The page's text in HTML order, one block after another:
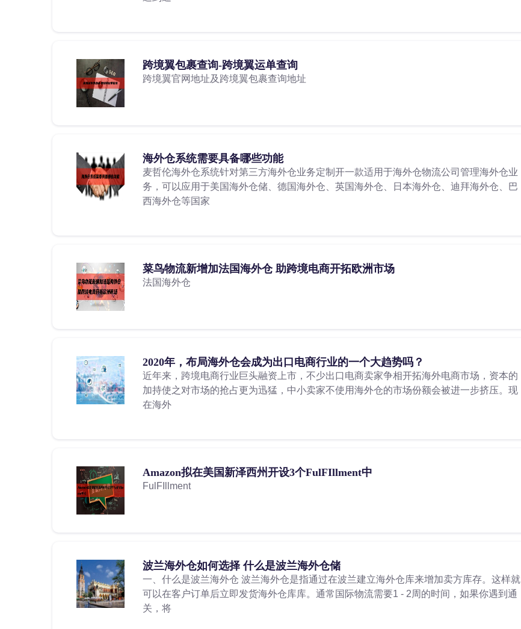
跨境翼包裹查询-跨境翼运单查询
跨境翼官网地址及跨境翼包裹查询地址
海外仓系统需要具备哪些功能
麦哲伦海外仓系统针对第三方海外仓业务定制开一款适用于海外仓物流公司管理海外仓业
务，可以应用于美国海外仓储、德国海外仓、英国海外仓、日本海外仓、迪拜海外仓、巴
西海外仓等国家
菜鸟物流新增加法国海外仓 助跨境电商开拓欧洲市场
法国海外仓
2020年，布局海外仓会成为出口电商行业的一个大趋势吗？
近年来，跨境电商行业巨头融资上市，不少出口电商卖家争相开拓海外电商市场，资本的
加持使之对市场的抢占更为迅猛，中小卖家不使用海外仓的市场份额会被进一步挤压。现
在海外
Amazon拟在美国新泽西州开设3个FulFIllment中
FulFIllment
波兰海外仓如何选择 什么是波兰海外仓储
一、什么是波兰海外仓 波兰海外仓是指通过在波兰建立海外仓库来增加卖方库存。这样就
可以在客户订单后立即发货海外仓库库。通常国际物流需要1 - 2周的时间，如果你遇到通
关，将